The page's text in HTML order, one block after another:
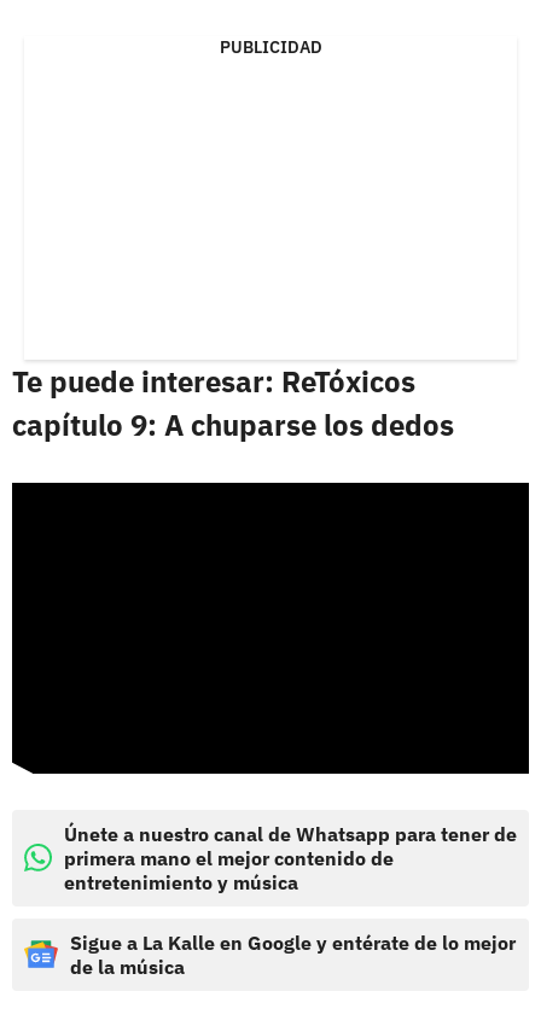
PUBLICIDAD
Te puede interesar: ReTóxicos
capítulo 9: A chuparse los dedos
Únete a nuestro canal de Whatsapp para tener de
primera mano el mejor contenido de
entretenimiento y música
Sigue a La Kalle en Google y entérate de lo mejor
de la música